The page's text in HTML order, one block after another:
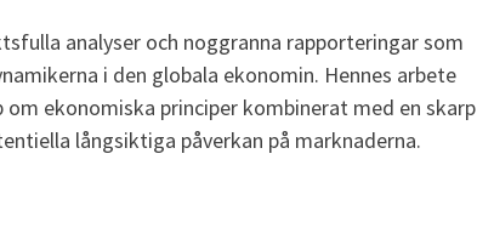
analyser och noggranna rapporteringar som
i den globala ekonomin. Hennes arbete
ekonomiska principer kombinerat med en skarp
långsiktiga påverkan på marknaderna.